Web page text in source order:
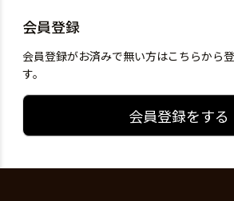
会員登録
会員登録がお済みで無い方はこちらから
す。
会員登録をする